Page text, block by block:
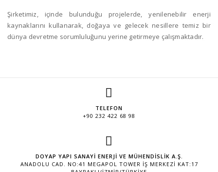
Şirketimiz, içinde bulunduğu projelerde, yenilenebilir enerji
kaynaklarını kullanarak, doğaya ve gelecek nesillere temiz bir
dünya devretme sorumluluğunu yerine getirmeye çalışmaktadır.
TELEFON
+90 232 422 68 98
DOYAP YAPI SANAYİ ENERJİ VE MÜHENDİSLİK A.Ş.
ANADOLU CAD. NO:41 MEGAPOL TOWER İŞ MERKEZI KAT:17